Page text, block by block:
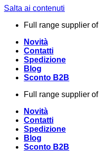
Salta ai contenuti
Full range supplier
Novità
Contatti
Spedizione
Blog
Sconto B2B
Full range supplier
Novità
Contatti
Spedizione
Blog
Sconto B2B